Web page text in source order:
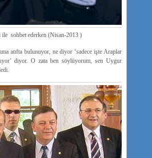
sohbet ederken (Nisan-2013 )
atıfta bulunuyor, ne diyor ‘sadece işte Araplar
diyor. O zata ben söylüyorum, sen Uygur